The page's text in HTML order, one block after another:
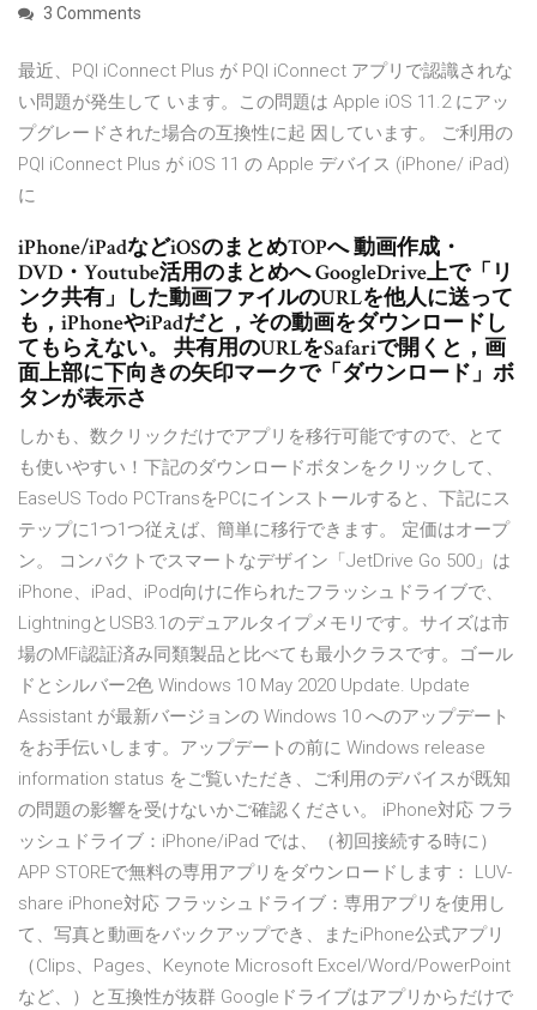
3 Comments
最近、PQI iConnect Plus が PQI iConnect アプリで認識されな
い問題が発生して います。この問題は Apple iOS 11.2 にアッ
プグレードされた場合の互換性に起 因しています。 ご利用の
PQI iConnect Plus が iOS 11 の Apple デバイス (iPhone/ iPad)
に
iPhone/iPadなどiOSのまとめTOPへ 動画作成・
DVD・Youtube活用のまとめへ GoogleDrive上で「リ
ンク共有」した動画ファイルのURLを他人に送って
も，iPhoneやiPadだと，その動画をダウンロードし
てもらえない。 共有用のURLをSafariで開くと，画
面上部に下向きの矢印マークで「ダウンロード」ボ
タンが表示さ
しかも、数クリックだけでアプリを移行可能ですので、とて
も使いやすい！下記のダウンロードボタンをクリックして、
EaseUS Todo PCTransをPCにインストールすると、下記にス
テップに1つ1つ従えば、簡単に移行できます。 定価はオープ
ン。 コンパクトでスマートなデザイン「JetDrive Go 500」は
iPhone、iPad、iPod向けに作られたフラッシュドライブで、
LightningとUSB3.1のデュアルタイプメモリです。サイズは市
場のMFi認証済み同類製品と比べても最小クラスです。ゴール
ドとシルバー2色 Windows 10 May 2020 Update. Update
Assistant が最新バージョンの Windows 10 へのアップデート
をお手伝いします。アップデートの前に Windows release
information status をご覧いただき、ご利用のデバイスが既知
の問題の影響を受けないかご確認ください。 iPhone対応 フラ
ッシュドライブ：iPhone/iPad では、（初回接続する時に）
APP STOREで無料の専用アプリをダウンロードします： LUV-
share iPhone対応 フラッシュドライブ：専用アプリを使用し
て、写真と動画をバックアップでき、またiPhone公式アプリ
（Clips、Pages、Keynote Microsoft Excel/Word/PowerPoint
など、）と互換性が抜群 Googleドライブはアプリからだけで